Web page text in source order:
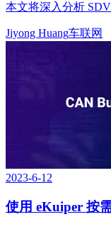
本文将深入分析
Jiyong Huang车联网
2023-6-12
使用 eKuiper 按